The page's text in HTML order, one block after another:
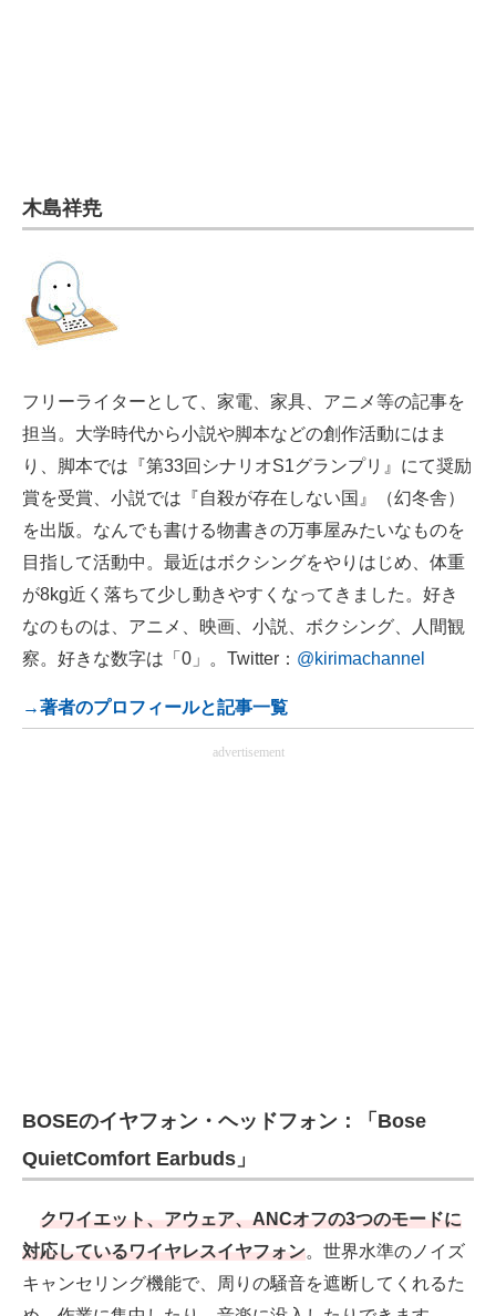
木島祥尭
フリーライターとして、家電、家具、アニメ等の記事を
担当。大学時代から小説や脚本などの創作活動にはま
り、脚本では『第33回シナリオS1グランプリ』にて奨励
賞を受賞、小説では『自殺が存在しない国』（幻冬舎）
を出版。なんでも書ける物書きの万事屋みたいなものを
目指して活動中。最近はボクシングをやりはじめ、体重
が8kg近く落ちて少し動きやすくなってきました。好き
なのものは、アニメ、映画、小説、ボクシング、人間観
察。好きな数字は「0」。Twitter： @kirimachannel
→著者のプロフィールと記事一覧
advertisement
BOSEのイヤフォン・ヘッドフォン：「Bose
QuietComfort Earbuds」
クワイエット、アウェア、ANCオフの3つのモードに
対応しているワイヤレスイヤフォン。世界水準のノイズ
キャンセリング機能で、周りの騒音を遮断してくれるた